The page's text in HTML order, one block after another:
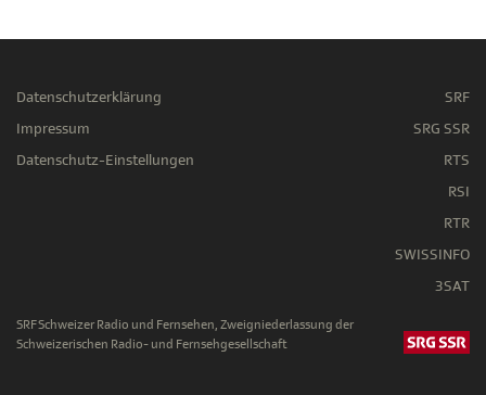
Datenschutzerklärung
Impressum
Datenschutz-Einstellungen
SRF
SRG SSR
RTS
RSI
RTR
SWISSINFO
3SAT
SRF Schweizer Radio und Fernsehen, Zweigniederlassung der
Schweizerischen Radio- und Fernsehgesellschaft